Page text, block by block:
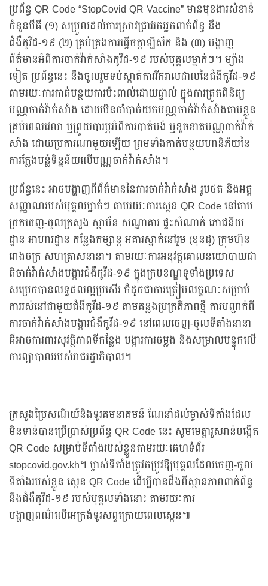
ប្រព័ន្ធ QR Code “StopCovid QR Vaccine” មានមុខងារសំខាន់
ចំនួនបីគឺ (១) សម្រួលដល់ការស្រាវជ្រាវរកអ្នកពាក់ព័ន្ធ នឹង
ជំងឺកូវីដ-១៩ (២) គ្រប់គ្រងការធ្វើចត្តាឡីស័ក និង (៣) បង្ហាញ
ព័ត៌មានអំពីការចាក់វ៉ាក់សាំងកូវីដ-១៩ របស់បុគ្គលម្នាក់ៗ។ ម្យ៉ាង
ទៀត ប្រព័ន្ធនេះ នឹងចូលរួមទប់ស្កាត់ការរីករាលដាលនៃជំងឺកូវីដ-១៩
តាមរយៈការកាត់បន្ថយការប៉ះពាល់ដោយផ្ទាល់ ក្នុងការត្រួតពិនិត្យ
បណ្ណចាក់វ៉ាក់សាំង ដោយមិនចាំបាច់យកបណ្ណចាក់វ៉ាក់សាំងតាមខ្លួន
គ្រប់ពេលវេលា ឬព្រួយបារម្ភអំពីការបាត់បង់ ឬខូចខាតបណ្ណចាក់វ៉ាក់
សាំង ដោយប្រការណាមួយឡើយ ព្រមទាំងកាត់បន្ថយហានិភ័យនៃ
ការក្លែងបន្លំទិន្នន័យលើបណ្ណចាក់វ៉ាក់សាំង។
ប្រព័ន្ធនេះ អាចបង្ហាញពីព័ត៌មាននៃការចាក់វ៉ាក់សាំង រូបថត និងអត្ត
សញ្ញាណរបស់បុគ្គលម្នាក់ៗ តាមរយៈការស្កេន QR Code នៅតាម
ច្រកចេញ-ចូលក្រសួង ស្ថាប័ន សណ្ឋាគារ ផ្ទះសំណាក់ ភោជនីយ
ដ្ឋាន អាហារដ្ឋាន កន្លែងកម្សាន្ត អគារស្នាក់នៅរួម (ខុនដូ) ក្រុមហ៊ុន
រោងចក្រ សហគ្រាសនានា។ តាមរយៈការអនុវត្តគោលនយោបាយជា
តិចាក់វ៉ាក់សាំងបង្ការជំងឺកូវីដ-១៩ ក្នុងក្របខណ្ឌទូទាំងប្រទេស
សម្រេចបានលទ្ធផលល្អប្រសើរ ក៏ដូចជាការត្រៀមលក្ខណៈសម្រាប់
ការរស់នៅជាមួយជំងឺកូវីដ-១៩ តាមគន្លងប្រក្រតីភាពថ្មី ការបញ្ជាក់ពី
ការចាក់វ៉ាក់សាំងបង្ការជំងឺកូវីដ-១៩ នៅពេលចេញ-ចូលទីតាំងនានា
គឺអាចការពារសុវត្ថិភាពទីកន្លែង បង្ការការចម្លង និងសម្រាលបន្ទុកលើ
ការព្យាបាលរបស់រាជរដ្ឋាភិបាល។
ក្រសួងប្រៃសណីយ៍និងទូរគមនាគមន៍ ណែនាំដល់ម្ចាស់ទីតាំងដែល
មិនទាន់បានប្រើប្រាស់ប្រព័ន្ធ QR Code នេះ សូមមេត្តារួសរាន់បង្កើត
QR Code សម្រាប់ទីតាំងរបស់ខ្លួនតាមរយៈគេហទំព័រ
stopcovid.gov.kh។ ម្ចាស់ទីតាំងត្រូវតម្រូវឱ្យបុគ្គលដែលចេញ-ចូល
ទីតាំងរបស់ខ្លួន ស្កេន QR Code ដើម្បីបានដឹងពីស្ថានភាពពាក់ព័ន្ធ
នឹងជំងឺកូវីដ-១៩ របស់បុគ្គលទាំងនោះ តាមរយៈការ
បង្ហាញពណ៌លើអេក្រង់ទូរសព្ទក្រោយពេលស្កេន៕